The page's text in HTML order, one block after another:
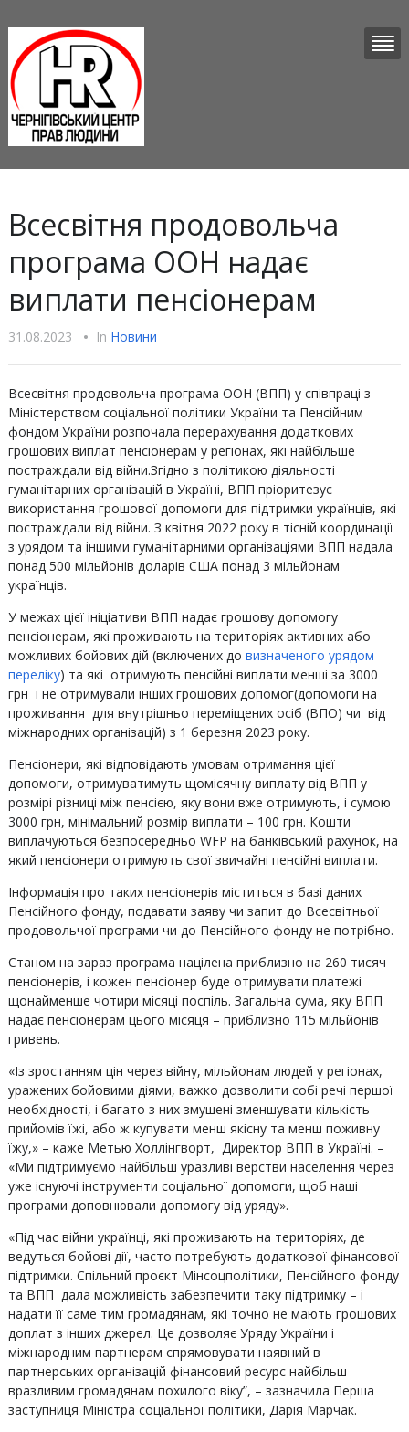
Всесвітня продовольча
програма ООН надає
виплати пенсіонерам
31.08.2023 • In Новини
Всесвітня продовольча програма ООН (ВПП) у співпраці з
Міністерством соціальної політики України та Пенсійним
фондом України розпочала перерахування додаткових
грошових виплат пенсіонерам у регіонах, які найбільше
постраждали від війни.Згідно з політикою діяльності
гуманітарних організацій в Україні, ВПП пріоритезує
використання грошової допомоги для підтримки українців, які
постраждали від війни. З квітня 2022 року в тісній координації
з урядом та іншими гуманітарними організаціями ВПП надала
понад 500 мільйонів доларів США понад 3 мільйонам
українців.
У межах цієї ініціативи ВПП надає грошову допомогу
пенсіонерам, які проживають на територіях активних або
можливих бойових дій (включених до визначеного урядом
переліку) та які отримують пенсійні виплати менші за 3000
грн і не отримували інших грошових допомог(допомоги на
проживання для внутрішньо переміщених осіб (ВПО) чи від
міжнародних організацій) з 1 березня 2023 року.
Пенсіонери, які відповідають умовам отримання цієї
допомоги, отримуватимуть щомісячну виплату від ВПП у
розмірі різниці між пенсією, яку вони вже отримують, і сумою
3000 грн, мінімальний розмір виплати – 100 грн. Кошти
виплачуються безпосередньо WFP на банківський рахунок, на
який пенсіонери отримують свої звичайні пенсійні виплати.
Інформація про таких пенсіонерів міститься в базі даних
Пенсійного фонду, подавати заяву чи запит до Всесвітньої
продовольчої програми чи до Пенсійного фонду не потрібно.
Станом на зараз програма націлена приблизно на 260 тисяч
пенсіонерів, і кожен пенсіонер буде отримувати платежі
щонайменше чотири місяці поспіль. Загальна сума, яку ВПП
надає пенсіонерам цього місяця – приблизно 115 мільйонів
гривень.
«Із зростанням цін через війну, мільйонам людей у регіонах,
уражених бойовими діями, важко дозволити собі речі першої
необхідності, і багато з них змушені зменшувати кількість
прийомів їжі, або ж купувати менш якісну та менш поживну
їжу,» – каже Метью Холлінгворт, Директор ВПП в Україні. –
«Ми підтримуємо найбільш уразливі верстви населення через
уже існуючі інструменти соціальної допомоги, щоб наші
програми доповнювали допомогу від уряду».
«Під час війни українці, які проживають на територіях, де
ведуться бойові дії, часто потребують додаткової фінансової
підтримки. Спільний проєкт Мінсоцполітики, Пенсійного фонду
та ВПП дала можливість забезпечити таку підтримку – і
надати її саме тим громадянам, які точно не мають грошових
доплат з інших джерел. Це дозволяє Уряду України і
міжнародним партнерам спрямовувати наявний в
партнерських організацій фінансовий ресурс найбільш
вразливим громадянам похилого віку”, – зазначила Перша
заступниця Міністра соціальної політики, Дарія Марчак.